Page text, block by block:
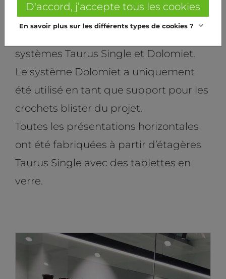
Pour l’aménagement de la pharmacie
systèmes Taurus Single et Dolomiet.
Le système Dolomiet a uniquement
été utilisé en tant que support pour les
crochets blister du projet.
Toutes les présentations horizontales
ont été fabriquées à partir d’étagères
Taurus Single avec des tablettes en
verre.
D'accord, j’accepte tous les cookies
En savoir plus sur les différents types de cookies ?